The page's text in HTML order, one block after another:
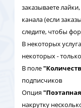
заказываете
канала (если
следите, чтобы
В некоторых
некоторых -
В поле
подписчиков
Опция
накрутку